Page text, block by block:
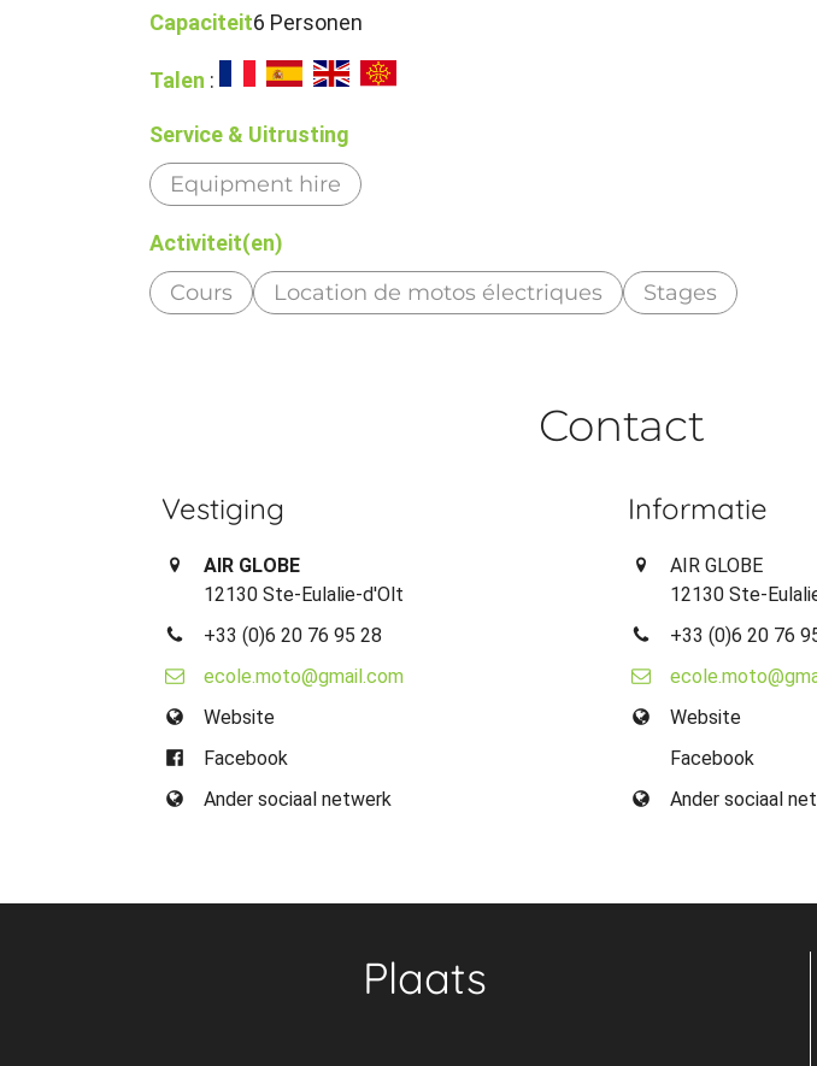
Capaciteit6 Personen
Talen :
Service & Uitrusting
Equipment hire
Activiteit(en)
Cours Location de motos électriques Stages
Contact
Vestiging
AIR GLOBE
12130 Ste-Eulalie-d'Olt
+33 (0)6 20 76 95 28
ecole.moto@gmail.com
Website
Facebook
Ander sociaal netwerk
Informatie
AIR GLOBE
12130 Ste-
+33 (0)6 20 76
Website
Facebook
Ander sociaal
Plaats